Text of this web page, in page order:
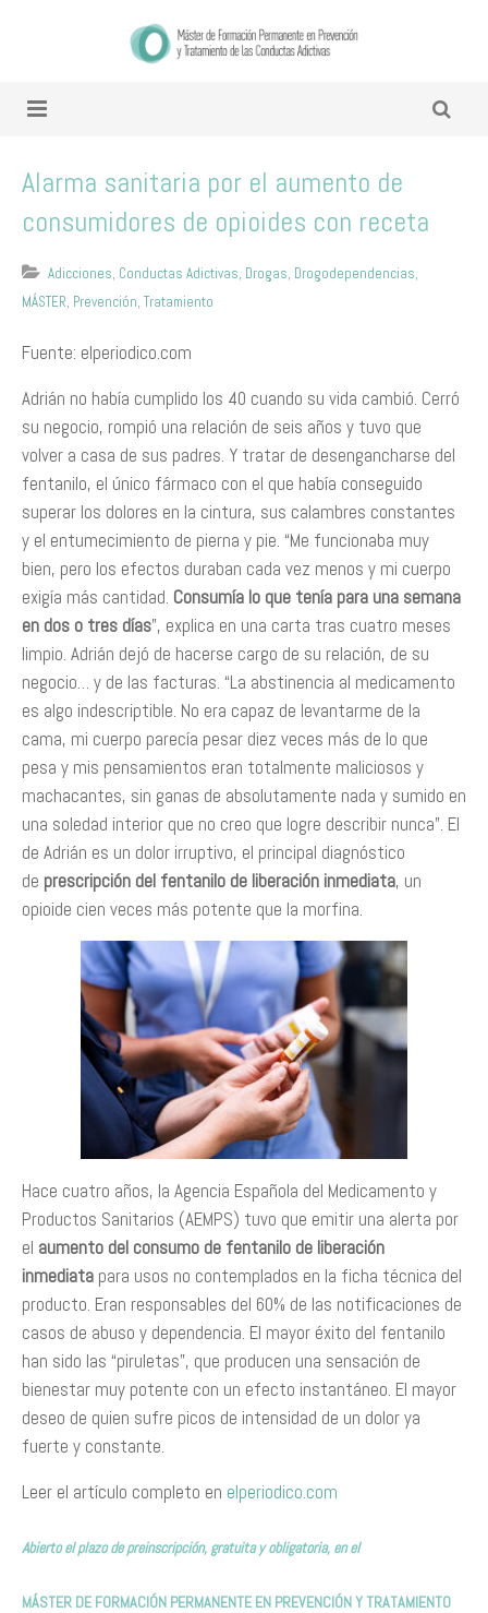
Alarma sanitaria por el aumento de
consumidores de opioides con receta
Adicciones, Conductas Adictivas, Drogas, Drogodependencias,
MÁSTER, Prevención, Tratamiento
Fuente: elperiodico.com
Adrián no había cumplido los 40 cuando su vida cambió. Cerró
su negocio, rompió una relación de seis años y tuvo que
volver a casa de sus padres. Y tratar de desengancharse del
fentanilo, el único fármaco con el que había conseguido
superar los dolores en la cintura, sus calambres constantes
y el entumecimiento de pierna y pie. “Me funcionaba muy
bien, pero los efectos duraban cada vez menos y mi cuerpo
exigía más cantidad. Consumía lo que tenía para una semana
en dos o tres días”, explica en una carta tras cuatro meses
limpio. Adrián dejó de hacerse cargo de su relación, de su
negocio… y de las facturas. “La abstinencia al medicamento
es algo indescriptible. No era capaz de levantarme de la
cama, mi cuerpo parecía pesar diez veces más de lo que
pesa y mis pensamientos eran totalmente maliciosos y
machacantes, sin ganas de absolutamente nada y sumido en
una soledad interior que no creo que logre describir nunca”. El
de Adrián es un dolor irruptivo, el principal diagnóstico
de prescripción del fentanilo de liberación inmediata, un
opioide cien veces más potente que la morfina.
Hace cuatro años, la Agencia Española del Medicamento y
Productos Sanitarios (AEMPS) tuvo que emitir una alerta por
el aumento del consumo de fentanilo de liberación
inmediata para usos no contemplados en la ficha técnica del
producto. Eran responsables del 60% de las notificaciones de
casos de abuso y dependencia. El mayor éxito del fentanilo
han sido las “piruletas”, que producen una sensación de
bienestar muy potente con un efecto instantáneo. El mayor
deseo de quien sufre picos de intensidad de un dolor ya
fuerte y constante.
Leer el artículo completo en elperiodico.com
Abierto el plazo de preinscripción, gratuita y obligatoria, en el
MÁSTER DE FORMACIÓN PERMANENTE EN PREVENCIÓN Y TRATAMIENTO